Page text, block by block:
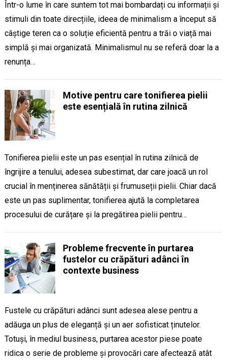
Într-o lume în care suntem tot mai bombardați cu informații și
stimuli din toate direcțiile, ideea de minimalism a început să
câștige teren ca o soluție eficientă pentru a trăi o viață mai
simplă și mai organizată. Minimalismul nu se referă doar la a
renunța…
Motive pentru care tonifierea pielii
este esențială în rutina zilnică
Tonifierea pielii este un pas esențial în rutina zilnică de
îngrijire a tenului, adesea subestimat, dar care joacă un rol
crucial în menținerea sănătății și frumuseții pielii. Chiar dacă
este un pas suplimentar, tonifierea ajută la completarea
procesului de curățare și la pregătirea pielii pentru…
Probleme frecvente în purtarea
fustelor cu crăpături adânci în
contexte business
Fustele cu crăpături adânci sunt adesea alese pentru a
adăuga un plus de eleganță și un aer sofisticat ținutelor.
Totuși, în mediul business, purtarea acestor piese poate
ridica o serie de probleme și provocări care afectează atât